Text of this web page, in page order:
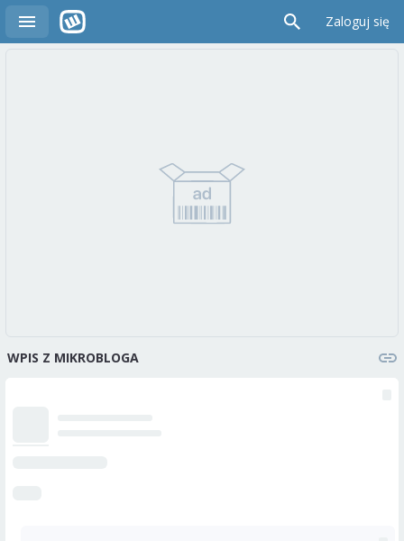
Zaloguj się
WPIS Z MIKROBLOGA